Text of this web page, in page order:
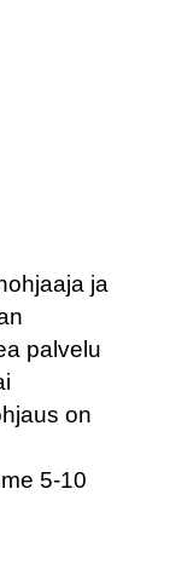
ja
palvelu
on
5-10